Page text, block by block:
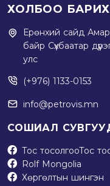
ХОЛБОО БАРИХ
Ерөнхий сайд
байр Сүхбаатар
улс
(+976) 1133-0153
info@petrovis.mn
СОШИАЛ
Тос тосолгооТос
Rolf Mongolia
Хөргөлтын шингэн